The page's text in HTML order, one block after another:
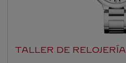
TALLER DE RELOJERÍA